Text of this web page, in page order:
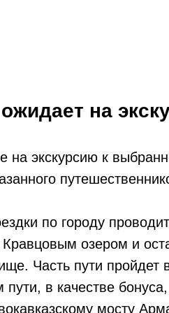
на
на экскурсию к
по городу
озером и
Часть пути пройдет
пути, в качестве
мосту